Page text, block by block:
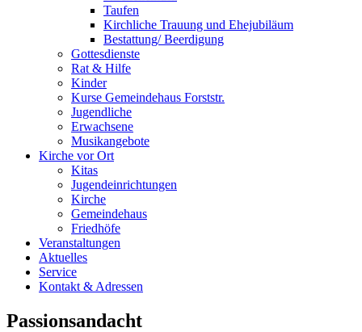
Taufen
Kirchliche Trauung und Ehejubiläum
Bestattung/ Beerdigung
Gottesdienste
Rat & Hilfe
Kinder
Kurse Gemeindehaus Forststr.
Jugendliche
Erwachsene
Musikangebote
Kirche vor Ort
Kitas
Jugendeinrichtungen
Kirche
Gemeindehaus
Friedhöfe
Veranstaltungen
Aktuelles
Service
Kontakt & Adressen
Passionsandacht